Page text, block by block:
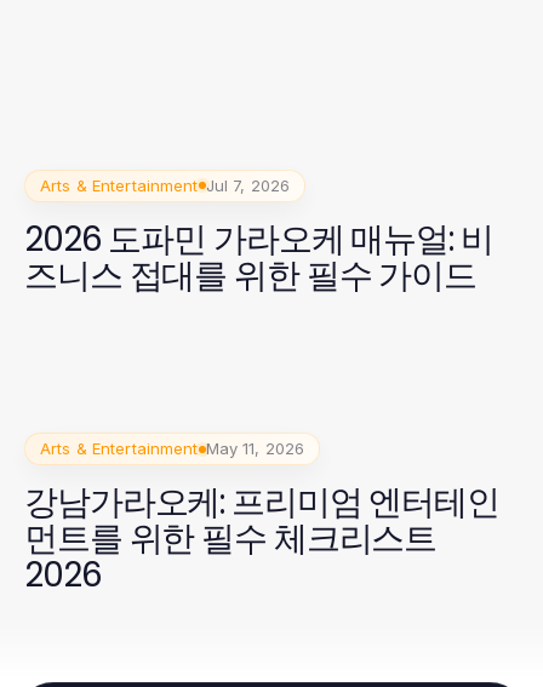
Arts & Entertainment Jul 7, 2026
2026 도파민 가라오케 매뉴얼: 비
즈니스 접대를 위한 필수 가이드
Arts & Entertainment May 11, 2026
강남가라오케: 프리미엄 엔터테인
먼트를 위한 필수 체크리스트
2026